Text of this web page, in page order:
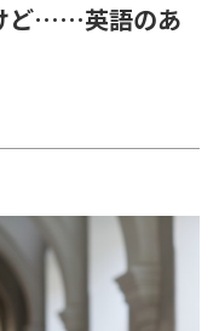
ど……英語のあ